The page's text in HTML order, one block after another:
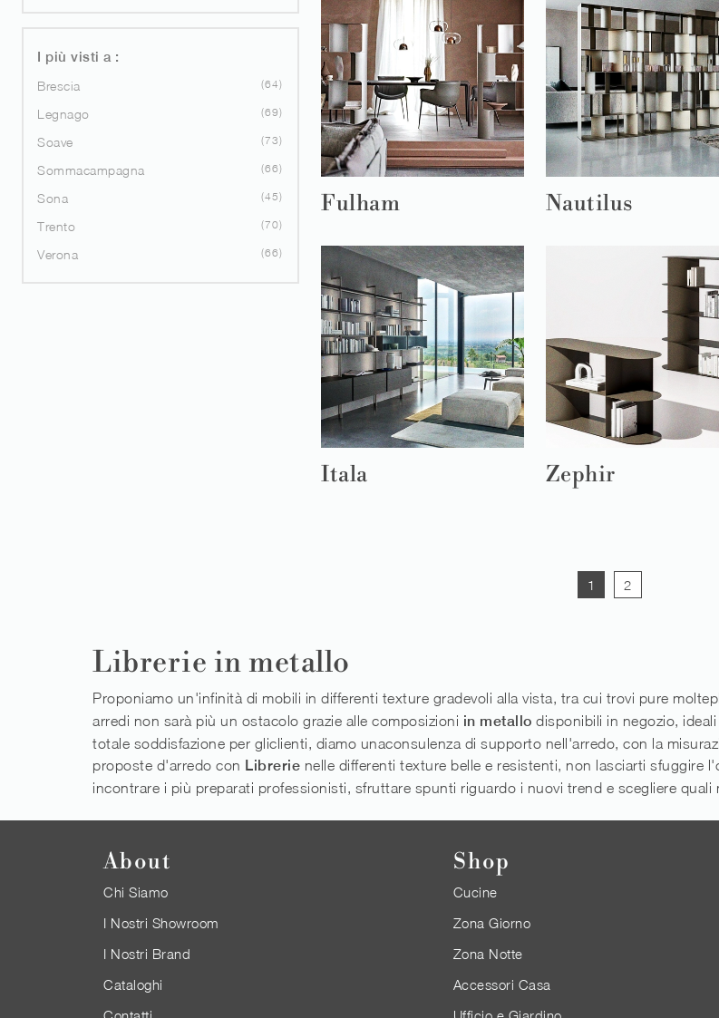
I più visti a :
Brescia
64
Legnago 69
Soave 73
Sommacampagna 66
Sona 45
Trento 70
Verona 66
Fulham Nautilus
Itala Zephir
1 2
Librerie in metallo
Proponiamo un'infinità di mobili in differenti texture gradevoli alla vista, tra cui trovi pure
arredi non sarà più un ostacolo grazie alle composizioni in metallo disponibili in negozio,
totale soddisfazione per gliclienti, diamo unaconsulenza di supporto nell'arredo, con la
proposte d'arredo con Librerie nelle differenti texture belle e resistenti, non lasciarti sfuggire
incontrare i più preparati professionisti, sfruttare spunti riguardo i nuovi trend e scegliere quali
About
Chi Siamo
I Nostri Showroom
I Nostri Brand
Cataloghi
Shop
Cucine
Zona Giorno
Zona Notte
Accessori Casa